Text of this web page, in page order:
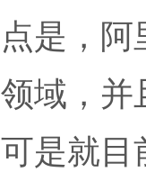
点是，
领域，并
可是就目